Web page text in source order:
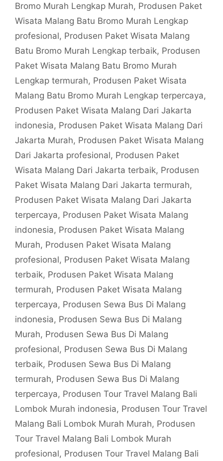
Bromo Murah Lengkap Murah, Produsen Paket
Wisata Malang Batu Bromo Murah Lengkap
profesional, Produsen Paket Wisata Malang
Batu Bromo Murah Lengkap terbaik, Produsen
Paket Wisata Malang Batu Bromo Murah
Lengkap termurah, Produsen Paket Wisata
Malang Batu Bromo Murah Lengkap terpercaya,
Produsen Paket Wisata Malang Dari Jakarta
indonesia, Produsen Paket Wisata Malang Dari
Jakarta Murah, Produsen Paket Wisata Malang
Dari Jakarta profesional, Produsen Paket
Wisata Malang Dari Jakarta terbaik, Produsen
Paket Wisata Malang Dari Jakarta termurah,
Produsen Paket Wisata Malang Dari Jakarta
terpercaya, Produsen Paket Wisata Malang
indonesia, Produsen Paket Wisata Malang
Murah, Produsen Paket Wisata Malang
profesional, Produsen Paket Wisata Malang
terbaik, Produsen Paket Wisata Malang
termurah, Produsen Paket Wisata Malang
terpercaya, Produsen Sewa Bus Di Malang
indonesia, Produsen Sewa Bus Di Malang
Murah, Produsen Sewa Bus Di Malang
profesional, Produsen Sewa Bus Di Malang
terbaik, Produsen Sewa Bus Di Malang
termurah, Produsen Sewa Bus Di Malang
terpercaya, Produsen Tour Travel Malang Bali
Lombok Murah indonesia, Produsen Tour Travel
Malang Bali Lombok Murah Murah, Produsen
Tour Travel Malang Bali Lombok Murah
profesional, Produsen Tour Travel Malang Bali